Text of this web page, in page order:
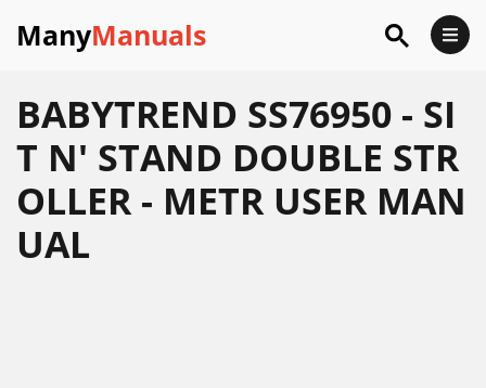
ManyManuals
BABYTREND SS76950 - SI
T N' STAND DOUBLE STR
OLLER - METR USER MAN
UAL